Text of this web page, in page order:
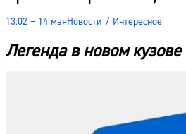
13:02 – 14 маяНовости / Интересное
Легенда в новом кузове
Фоторепортажи
Погода